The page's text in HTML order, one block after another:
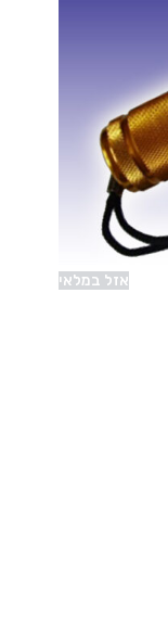
אזל במלאי